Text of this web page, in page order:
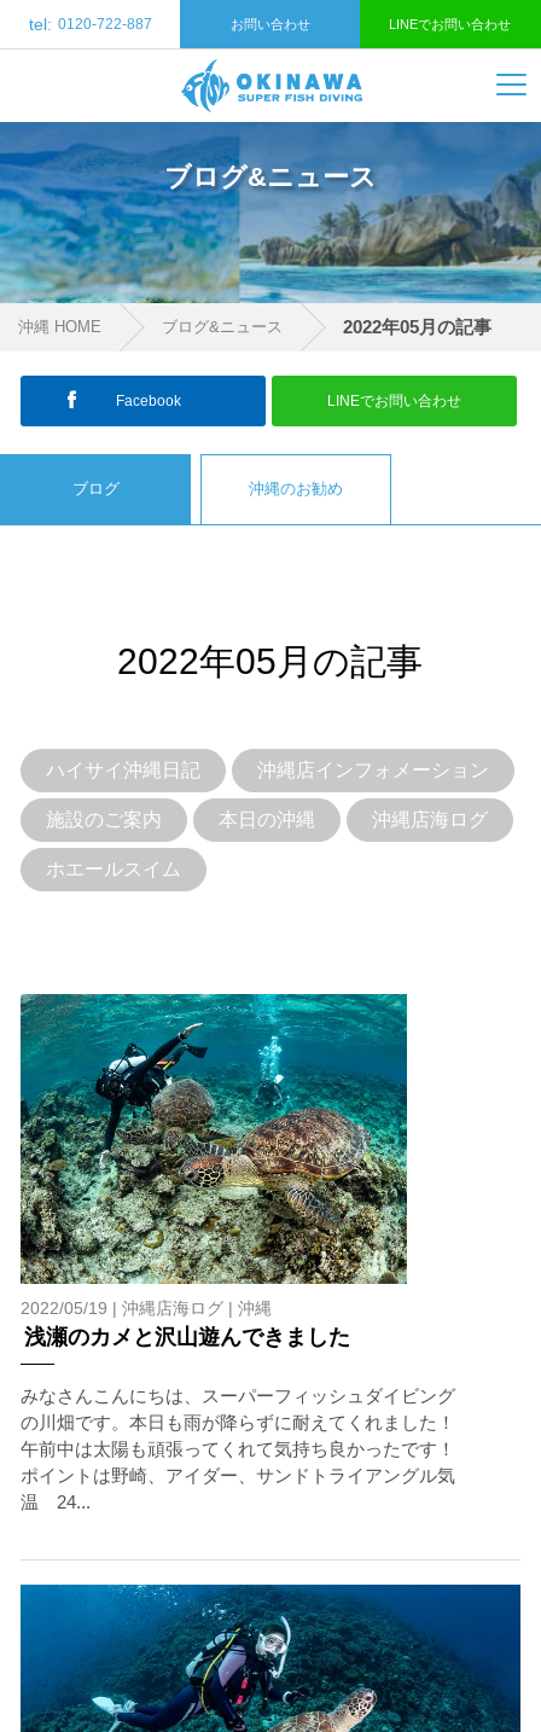
tel: 0120-722-887 お問い合わせ LINEでお問い合わせ
ブログ&ニュース
沖縄 HOME ブログ&ニュース 2022年05月の記事
ブログ 沖縄のお勧め
2022年05月の記事
ハイサイ沖縄日記 沖縄店インフォメーション
施設のご案内 本日の沖縄 沖縄店海ログ
ホエールスイム
2022/05/19 | 沖縄店海ログ| 沖縄
浅瀬のカメと沢山遊んできました
みなさんこんにちは、スーパーフィッシュダイビング
の川畑です。本日も雨が降らずに耐えてくれました！
午前中は太陽も頑張ってくれて気持ち良かったです！
ポイントは野崎、アイダー、サンドトライアングル気
温 24...
Facebook LINEでお問い合わせ
1.スイム開始の判断
クジラを発見した場合は、その時のクジラの様子や海況
を確認し、ガイドがスイム開始可能と判断した場合にの
みエントリーを行います。
たとえクジラが近くを泳いでいても、状況によってはエ
ントリーを行わない場合があります。